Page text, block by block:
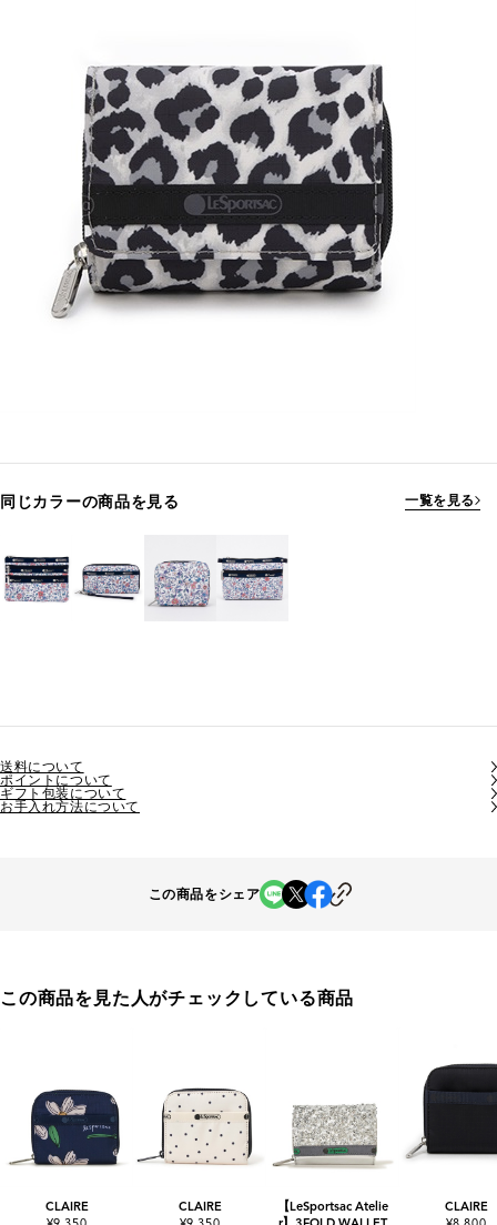
同じカラーの商品を見る 一覧を見る
送料について
ポイントについて
ギフト包装について
お手入れ方法について
この商品をシェア
この商品を見た人がチェックしている商品
CLAIRE
CLAIRE
【LeSportsac Atelie
CLAIRE